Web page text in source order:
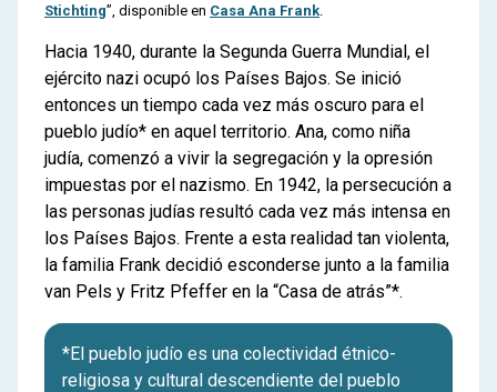
Stichting”, disponible en Casa Ana Frank
Hacia 1940, durante la Segunda Guerra Mundial, el
ejército nazi ocupó los Países Bajos. Se inició
entonces un tiempo cada vez más oscuro para el
pueblo judío* en aquel territorio. Ana, como niña
judía, comenzó a vivir la segregación y la opresión
impuestas por el nazismo. En 1942, la persecución a
las personas judías resultó cada vez más intensa en
los Países Bajos. Frente a esta realidad tan violenta,
la familia Frank decidió esconderse junto a la familia
van Pels y Fritz Pfeffer en la “Casa de atrás”*.
*El pueblo judío es una colectividad étnico-
religiosa y cultural descendiente del pueblo